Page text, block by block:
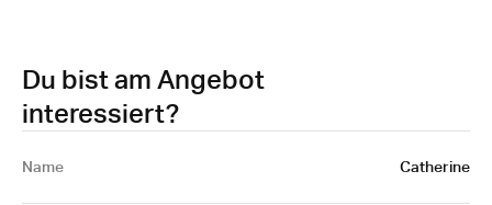
Du bist am Angebot
interessiert?
Name Catherine